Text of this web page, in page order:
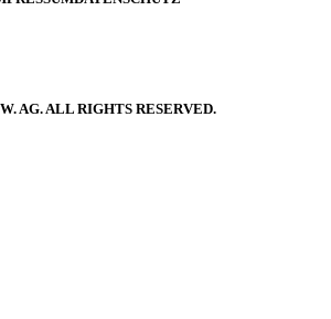
AG. ALL RIGHTS RESERVED.